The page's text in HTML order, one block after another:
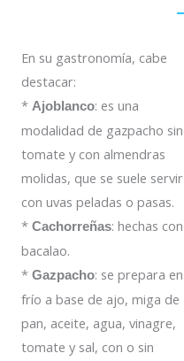
En su gastronomía, cabe
destacar:
* Ajoblanco: es una
modalidad de gazpacho sin
tomate y con almendras
molidas, que se suele servir
con uvas peladas o pasas.
* Cachorreñas: hechas con
bacalao.
* Gazpacho: se prepara en
frío a base de ajo, miga de
pan, aceite, agua, vinagre,
tomate y sal, con o sin